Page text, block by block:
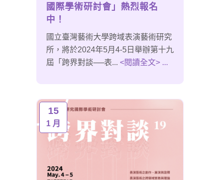
國際學術研討會」熱烈報名
中！
國立臺灣藝術大學跨域表演藝術研究
所，將於2024年5月4-5日舉辦第十九
屆「跨界對談──表... <閱讀全文> ...
15
1 月